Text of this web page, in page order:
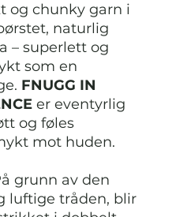
og chunky garn i
naturlig
– superlett og
som en
FNUGG IN
er eventyrlig
og føles
mot huden.
grunn av den
luftige tråden, blir